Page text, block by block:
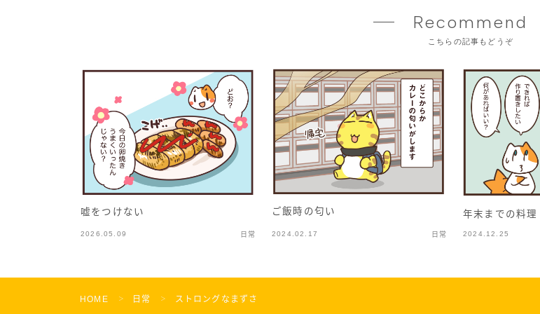
Recommend
こちらの記事もどうぞ
嘘をつけない
2026.05.09 日常
ご飯時の匂い
2024.02.17 日常
年末までの料理
2024.12.25
HOME ＞ 日常 ＞ ストロングなまずさ